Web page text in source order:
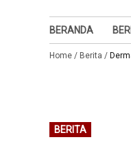
BERANDA
Home / Berita /
POSTED
IN
BERITA